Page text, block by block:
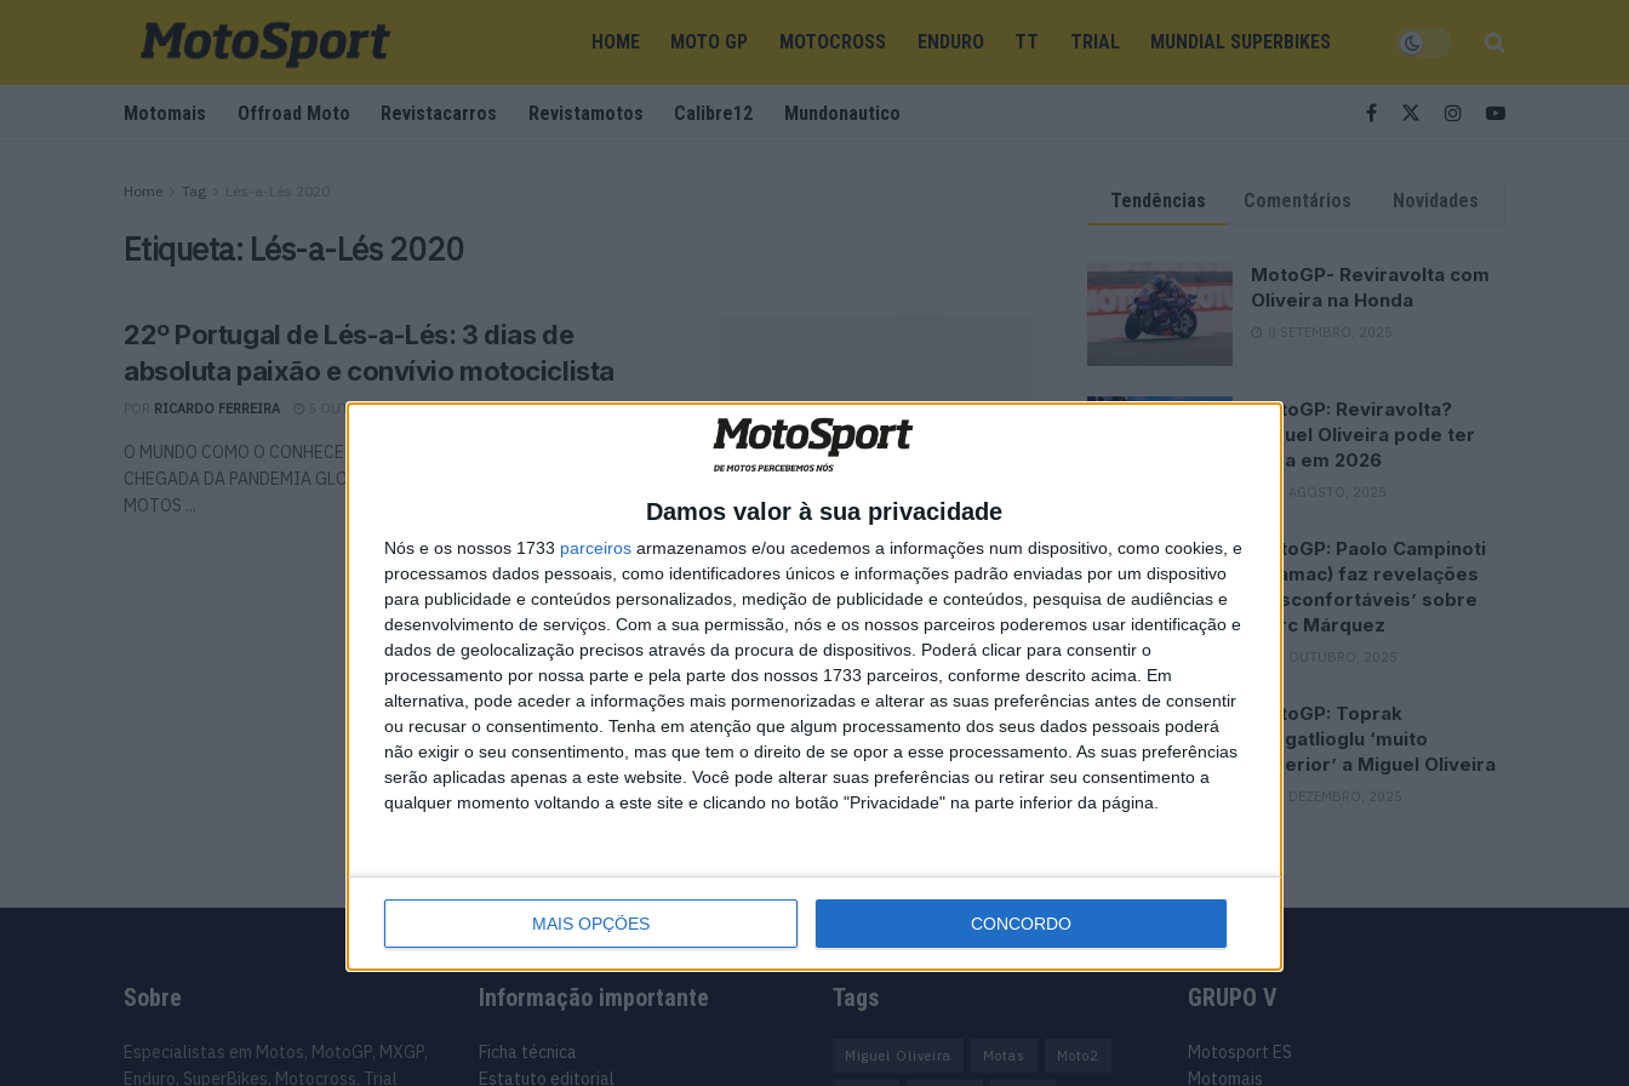
Damos valor à sua privacidade
Nós e os nossos 1733 parceiros armazenamos e/ou acedemos a informações num dispositivo, como cookies, e
processamos dados pessoais, como identificadores únicos e informações padrão enviadas por um dispositivo
para publicidade e conteúdos personalizados, medição de publicidade e conteúdos, pesquisa de audiências e
desenvolvimento de serviços. Com a sua permissão, nós e os nossos parceiros poderemos usar identificação e
dados de geolocalização precisos através da procura de dispositivos. Poderá clicar para consentir o
processamento por nossa parte e pela parte dos nossos 1733 parceiros, conforme descrito acima. Em
alternativa, pode aceder a informações mais pormenorizadas e alterar as suas preferências antes de consentir
ou recusar o consentimento. Tenha em atenção que algum processamento dos seus dados pessoais poderá
não exigir o seu consentimento, mas que tem o direito de se opor a esse processamento. As suas preferências
serão aplicadas apenas a este website. Você pode alterar suas preferências ou retirar seu consentimento a
qualquer momento voltando a este site e clicando no botão "Privacidade" na parte inferior da página.
MAIS OPÇÕES CONCORDO
HOME MOTO GP MOTOCROSS ENDURO TT TRIAL MUNDIAL SUPERBIKES
Motomais Offroad Moto Revistacarros Revistamotos Calibre12 Mundonautico
Home Tag Lés-a-Lés 2020
Etiqueta: Lés-a-Lés 2020
22º Portugal de Lés-a-Lés: 3 dias de
absoluta paixão e convívio motociclista
RICARDO FERREIRA 5 OUTUBRO, 2020 0
O MUNDO COMO O CONHECEMOS, MUDOU RADICALMENTE COM A
CHEGADA DA PANDEMIA GLOBAL DO COVID-19, MAS A PAIXÃO PELAS
MOTOS ...
Tendências Comentários Novidades
MotoGP- Reviravolta com
Oliveira na Honda
8 SETEMBRO, 2025
MotoGP: Reviravolta?
Miguel Oliveira pode ter
vaga em 2026
28 AGOSTO, 2025
MotoGP: Paolo Campinoti
(Pramac) faz revelações
‘desconfortáveis’ sobre
Marc Márquez
16 OUTUBRO, 2025
MotoGP: Toprak
Razgatlioglu ‘muito
superior’ a Miguel Oliveira
Sobre
Especialistas em Motos, MotoGP, MXGP,
Enduro, SuperBikes, Motocross, Trial
Informação importante
Ficha técnica
Estatuto editorial
Tags
Miguel Oliveira Motas Moto2
GRUPO V
Motosport ES
Motomais